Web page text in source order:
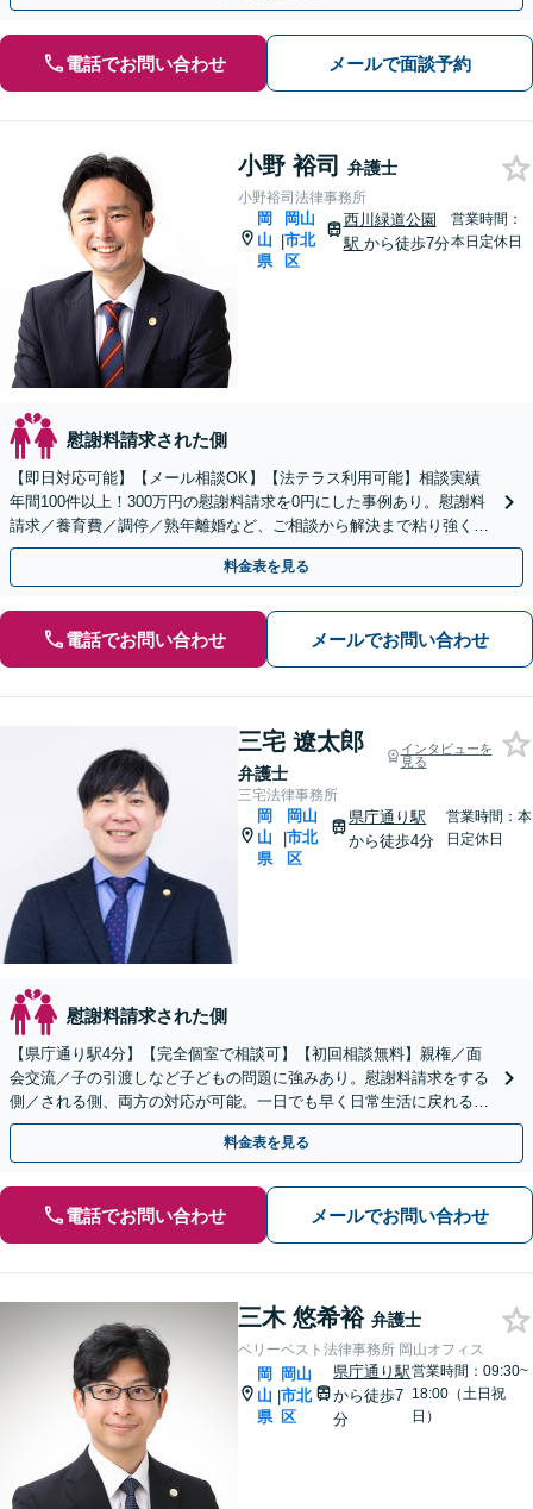
電話でお問い合わせ メールで面談予約
小野 裕司 弁護士
小野裕司法律事務所
岡
山
県
|
岡山
市北
区
西川緑道公園
駅 から徒歩7分
営業時間：
本日定休日
慰謝料請求された側
【即日対応可能】【メール相談OK】【法テラス利用可能】相談実績
年間100件以上！300万円の慰謝料請求を0円にした事例あり。慰謝料
請求／養育費／調停／熟年離婚など、ご相談から解決まで粘り強く対
応いたします。【土日祝・夜間相談も可能】
料金表を見る
電話でお問い合わせ メールでお問い合わせ
三宅 遼太郎
弁護士
インタビューを
見る
三宅法律事務所
岡
山
県
|
岡山
市北
区
県庁通り駅
から徒歩4分
営業時間：本
日定休日
慰謝料請求された側
【県庁通り駅4分】【完全個室で相談可】【初回相談無料】親権／面
会交流／子の引渡しなど子どもの問題に強みあり。慰謝料請求をする
側／される側、両方の対応が可能。一日でも早く日常生活に戻れるよ
う、親身になってサポートします。【夜間・休日相談可能】
料金表を見る
電話でお問い合わせ メールでお問い合わせ
三木 悠希裕 弁護士
ベリーベスト法律事務所 岡山オフィス
岡
山
県
|
岡山
市北
区
県庁通り駅
から徒歩7
分
営業時間：09:30~
18:00（土日祝
日）